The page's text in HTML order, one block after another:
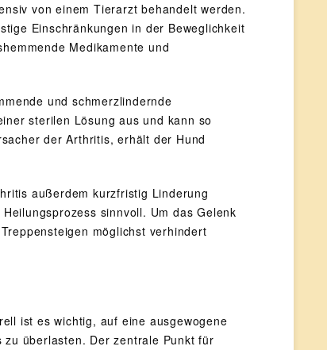
von einem Tierarzt behandelt werden.
Einschränkungen in der Beweglichkeit
Medikamente und
und schmerzlindernde
sterilen Lösung aus und kann so
der Arthritis, erhält der Hund
außerdem kurzfristig Linderung
sinnvoll. Um das Gelenk
möglichst verhindert
ist es wichtig, auf eine ausgewogene
überlasten. Der zentrale Punkt für